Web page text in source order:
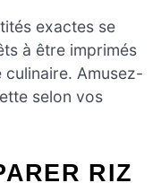
exactes se
à être imprimés
Amusez-
selon vos
RIZ